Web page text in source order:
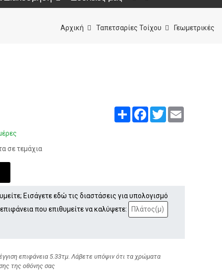
Αρχική Ταπετσαρίες Τοίχου Γεωμετρικές
Share Facebook
Twitter
σε τεμάχια
Εισάγετε εδώ τις διαστάσεις για υπολογισμό
που επιθυμείτε να καλύψετε:
επιφάνεια 5.33τμ. Λάβετε υπόψιν ότι τα χρώματα
της οθόνης σας